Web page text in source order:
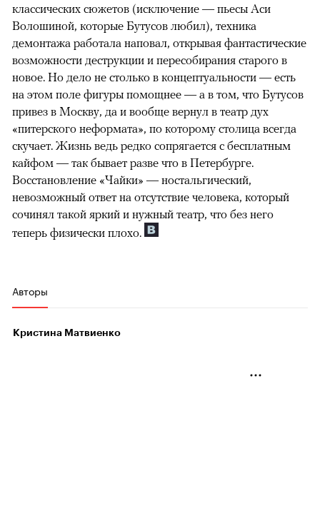
классических сюжетов (исключение — пьесы Аси
Волошиной, которые Бутусов любил), техника
демонтажа работала наповал, открывая фантастические
возможности деструкции и пересобирания старого в
новое. Но дело не столько в концептуальности — есть
на этом поле фигуры помощнее — а в том, что Бутусов
привез в Москву, да и вообще вернул в театр дух
«питерского неформата», по которому столица всегда
скучает. Жизнь ведь редко сопрягается с бесплатным
кайфом — так бывает разве что в Петербурге.
Восстановление «Чайки» — ностальгический,
невозможный ответ на отсутствие человека, который
сочинял такой яркий и нужный театр, что без него
теперь физически плохо.
Авторы
Кристина Матвиенко